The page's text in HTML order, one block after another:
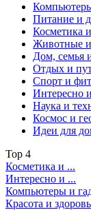
Питание и
Косметика
Животные и
Дом, семья
Отдых и
Спорт и
Интересно
Наука и
Космос и
Идеи для
Top 4
Косметика и ...
Интересно и ...
Компьютеры и
Красота и